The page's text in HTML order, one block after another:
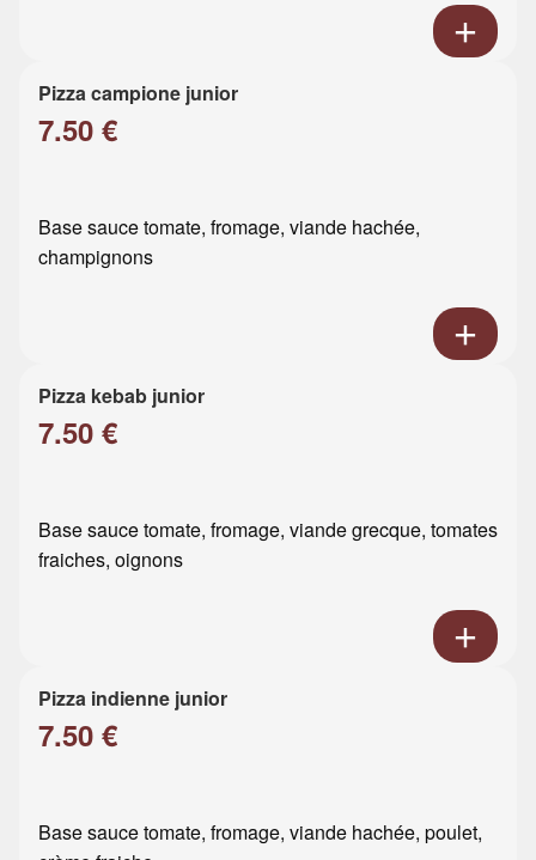
Pizza campione junior
7.50 €
Base sauce tomate, fromage, viande hachée,
champignons
Pizza kebab junior
7.50 €
Base sauce tomate, fromage, viande grecque, tomates
fraiches, oignons
Pizza indienne junior
7.50 €
Base sauce tomate, fromage, viande hachée, poulet,